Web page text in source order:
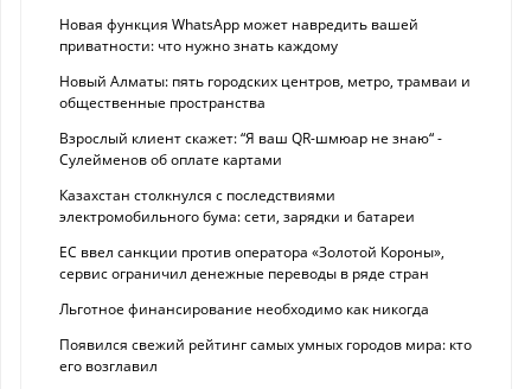
Новая функция WhatsApp может навредить вашей
приватности: что нужно знать каждому
Новый Алматы: пять городских центров, метро, трамваи и
общественные пространства
Взрослый клиент скажет: “Я ваш QR-шмюар не знаю“ -
Сулейменов об оплате картами
Казахстан столкнулся с последствиями
электромобильного бума: сети, зарядки и батареи
ЕС ввел санкции против оператора «Золотой Короны»,
сервис ограничил денежные переводы в ряде стран
Льготное финансирование необходимо как никогда
Появился свежий рейтинг самых умных городов мира: кто
его возглавил